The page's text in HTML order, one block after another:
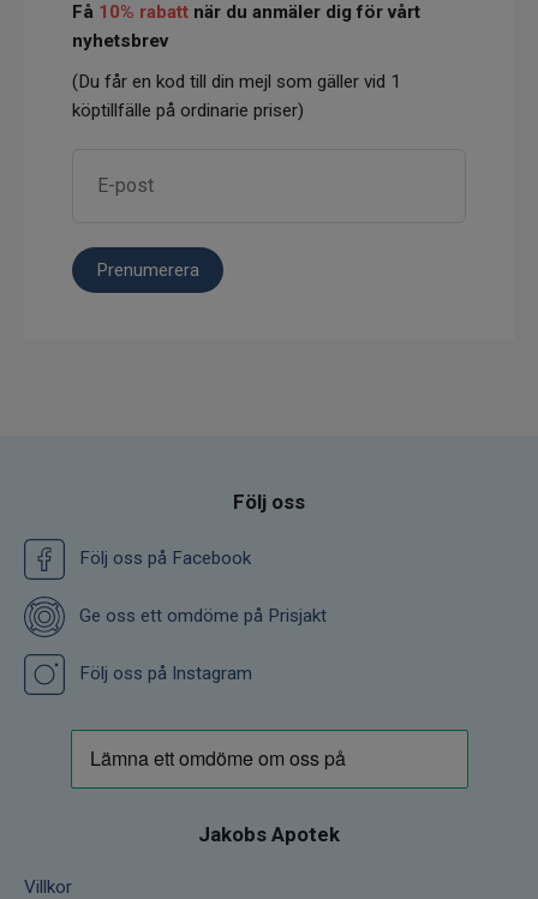
Få 10% rabatt när du anmäler dig för vårt
nyhetsbrev
(Du får en kod till din mejl som gäller vid 1
köptillfälle på ordinarie priser)
Prenumerera
Följ oss
Följ oss på Facebook
Ge oss ett omdöme på Prisjakt
Följ oss på Instagram
Jakobs Apotek
Villkor